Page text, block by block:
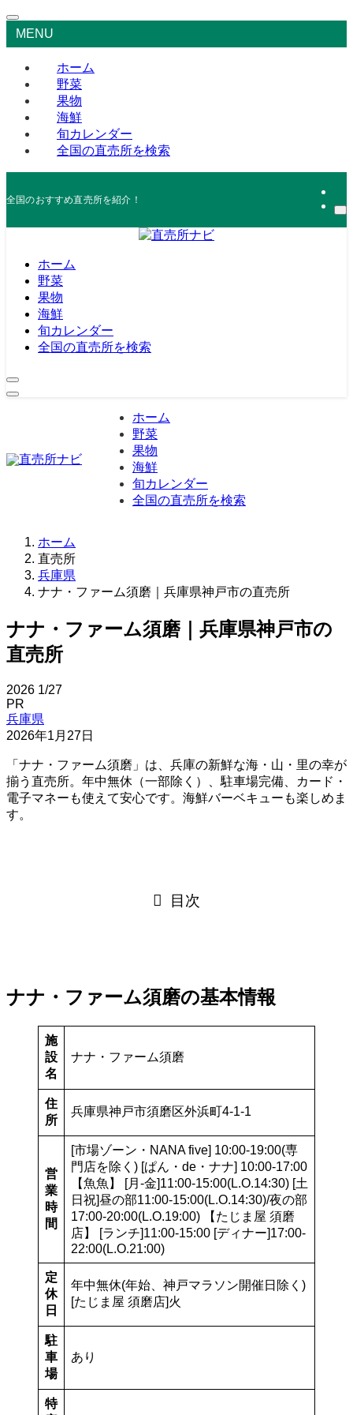
MENU
ホーム
野菜
果物
海鮮
旬カレンダー
全国の直売所を検索
全国のおすすめ直売所を紹介！
ホーム
野菜
果物
海鮮
旬カレンダー
全国の直売所を検索
ホーム
野菜
果物
海鮮
旬カレンダー
全国の直売所を検索
ホーム
直売所
兵庫県
ナナ・ファーム須磨｜兵庫県神戸市の直売所
ナナ・ファーム須磨｜兵庫県神戸市の
直売所
2026 1/27
PR
兵庫県
2026年1月27日
「ナナ・ファーム須磨」は、兵庫の新鮮な海・山・里の幸が
揃う直売所。年中無休（一部除く）、駐車場完備、カード・
電子マネーも使えて安心です。海鮮バーベキューも楽しめま
す。
目次
ナナ・ファーム須磨の基本情報
施
設
名
ナナ・ファーム須磨
住
所
兵庫県神戸市須磨区外浜町4-1-1
営
業
時
間
[市場ゾーン・NANA five] 10:00-19:00(専
門店を除く) [ぱん・de・ナナ] 10:00-17:00
【魚魚】 [月-金]11:00-15:00(L.O.14:30) [土
日祝]昼の部11:00-15:00(L.O.14:30)/夜の部
17:00-20:00(L.O.19:00) 【たじま屋 須磨
店】 [ランチ]11:00-15:00 [ディナー]17:00-
22:00(L.O.21:00)
定
休
日
年中無休(年始、神戸マラソン開催日除く)
[たじま屋 須磨店]火
駐
車
場
あり
特